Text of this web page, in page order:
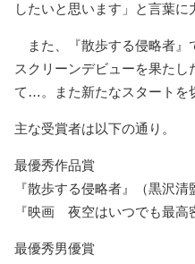
したいと思います」と言葉に
また、『散歩する侵略者』
スクリーンデビューを果たし
て…。また新たなスタートを
主な受賞者は以下の通り。
最優秀作品賞
『散歩する侵略者』（黒沢
『映画 夜空はいつでも最高
最優秀男優賞